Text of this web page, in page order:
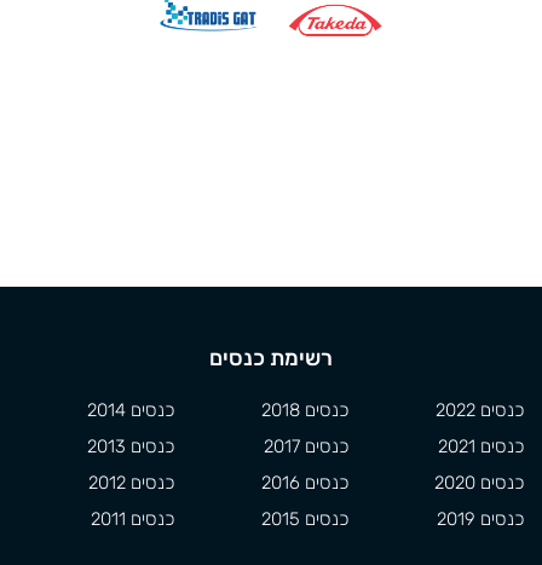
רשימת כנסים
כנסים 2022
כנסים 2021
כנסים 2020
כנסים 2019
כנסים 2018
כנסים 2017
כנסים 2016
כנסים 2015
כנסים 2014
כנסים 2013
כנסים 2012
כנסים 2011